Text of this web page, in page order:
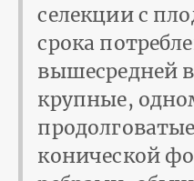
селекции с
срока
вышесредней
крупные,
конической